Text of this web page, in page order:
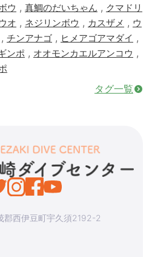
ウ , 真鯛のだいちゃん , クマドリ
オ , ネジリンボウ , カスザメ , ウ
チンアナゴ , ヒメアゴアマダイ ,
ンポ , オオモンカエルアンコウ ,
タグ一覧
郡西伊豆町宇久須2192-2